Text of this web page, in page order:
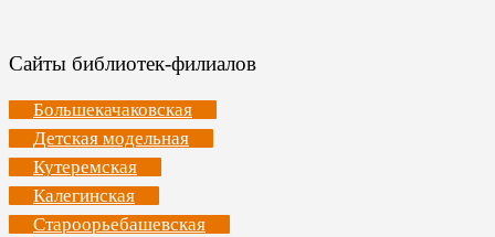
Сайты библиотек-филиалов
Большекачаковская
Детская модельная
Кутеремская
Калегинская
Староорьебашевская